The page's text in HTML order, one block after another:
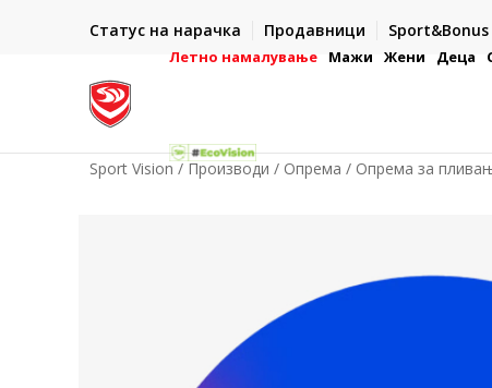
Статус на нарачка Продавници Sport&Bonus
- на сите нарачки во готово или со електронска
Летно намалување Мажи Жени Деца
Sport Vision Производи Опрема Опрема за